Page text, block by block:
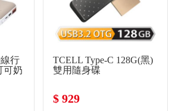
行
可奶
TCELL Type-C 128G(黑)
雙用隨身碟
$ 929